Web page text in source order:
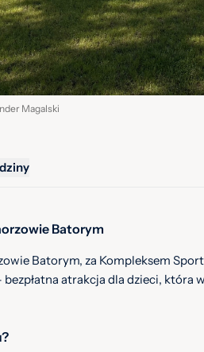
Magalski
Batorym
Batorym, za Kompleksem
bezpłatna atrakcja dla dzieci, która